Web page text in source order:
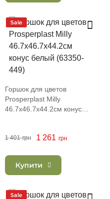
Sale
Горшок для цветов
Prosperplast Milly
46.7х46.7х44.2см конус
1 401 грн 1 261 грн
Купити
Sale